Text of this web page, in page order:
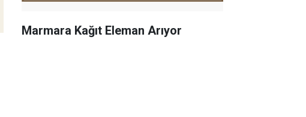
Marmara Kağıt Eleman Arıyor